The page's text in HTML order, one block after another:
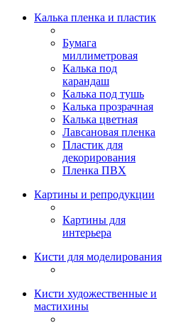
Калька пленка и пластик
Бумага
миллиметровая
Калька под
карандаш
Калька под тушь
Калька прозрачная
Калька цветная
Лавсановая пленка
Пластик для
декорирования
Пленка ПВХ
Картины и репродукции
Картины для
интерьера
Кисти для моделирования
Кисти художественные и
мастихины